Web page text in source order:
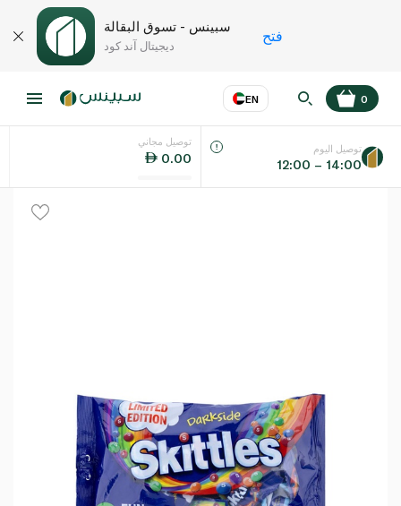
سبينس - تسوق البقالة
ديجيتال آند كود
فتح
EN
اللغة عر
0
توصيل مجاني
0.00
توصيل اليوم
12:00 – 14:00